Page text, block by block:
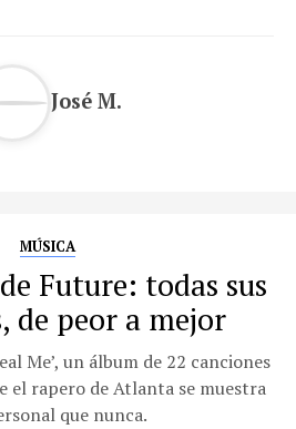
José M.
MÚSICA
Future: todas sus
de peor a mejor
Me’, un álbum de 22 canciones
el rapero de Atlanta se muestra
que nunca.